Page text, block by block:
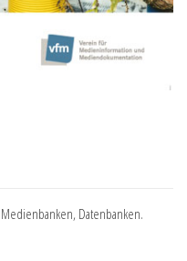
Datenbanken.